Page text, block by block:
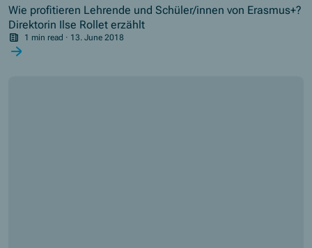
Wie profitieren Lehrende und Schüler/innen von Erasmus+?
Direktorin Ilse Rollet erzählt
1 min read · 13. June 2018